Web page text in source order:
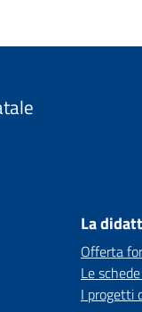
La
Offerta
Le
I progetti